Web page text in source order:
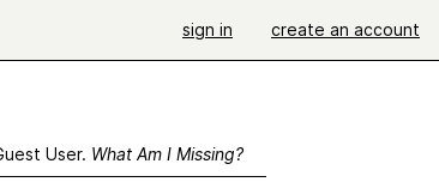
sign in create an account
User. What Am I Missing?